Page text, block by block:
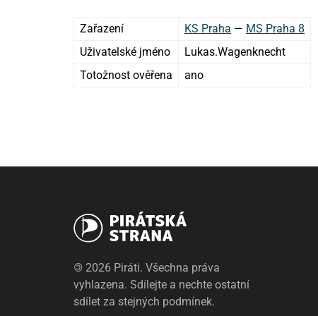
Zařazení KS Praha — MS Praha 8
Uživatelské jméno
Lukas.Wagenknecht
Totožnost ověřena
ano
© 2026 Piráti. Všechna práva
vyhlazena. Sdílejte a nechte ostatní
sdílet za stejných podmínek.